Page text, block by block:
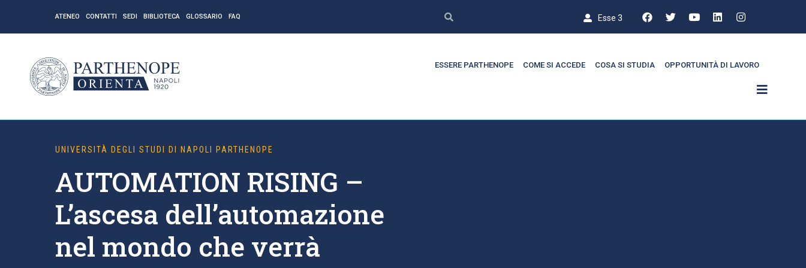
ATENEO CONTATTI SEDI BIBLIOTECA GLOSSARIO FAQ Esse 3
ESSERE PARTHENOPE COME SI ACCEDE COSA SI STUDIA OPPORTUNITÀ DI LAVORO
UNIVERSITÀ DEGLI STUDI DI NAPOLI PARTHENOPE
AUTOMATION RISING –
L’ascesa dell’automazione
nel mondo che verrà